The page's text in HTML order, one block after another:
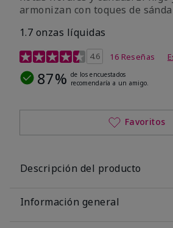
armonizan con toques de
1.7 onzas líquidas
Calificación de clientes de 4,5 de 5
4.6 16 Reseñas
87% de los encuestados
recomendaría a un amigo.
Favoritos
Descripción del producto
Información general